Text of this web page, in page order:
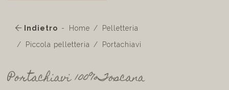
Indietro Home
Pelletteria
Piccola pelletteria
Portachiavi
Portachiavi 100%Toscana